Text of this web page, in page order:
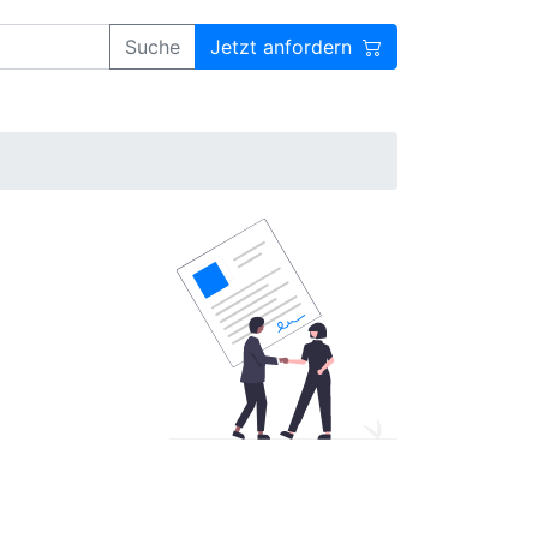
Suche Jetzt anfordern